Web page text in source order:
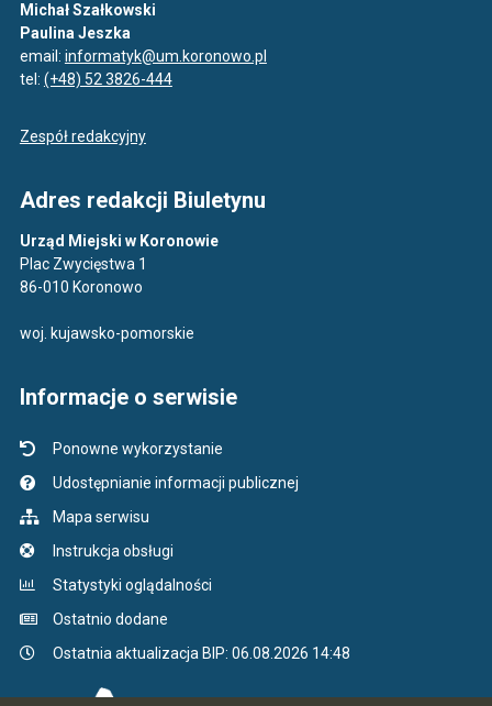
Michał Szałkowski
Paulina Jeszka
email: informatyk@um.koronowo.pl
tel: (+48) 52 3826-444
Zespół redakcyjny
Adres redakcji Biuletynu
Urząd Miejski w Koronowie
Plac Zwycięstwa 1
86-010 Koronowo
woj. kujawsko-pomorskie
Informacje o serwisie
Ponowne wykorzystanie
Udostępnianie informacji publicznej
Mapa serwisu
Instrukcja obsługi
Statystyki oglądalności
Ostatnio dodane
Ostatnia aktualizacja BIP: 06.08.2026 14:48